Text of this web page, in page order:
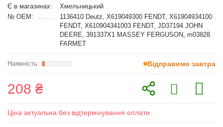
Є в магазинах:
Хмельницький
№ OEM:
1136410 Deutz, X619049300 FENDT, X61904934100
FENDT, X610904341003 FENDT, JD37194 JOHN
DEERE, 391337X1 MASSEY FERGUSON, m03828
FARMET
Відправимо завтра
208 ₴
Ціна актуальна без відтермінування оплати